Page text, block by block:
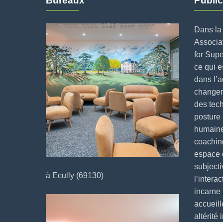
à Ecully (69130)
Dans
for
ce qui
dans
des
posture
espace
incarne
altérité